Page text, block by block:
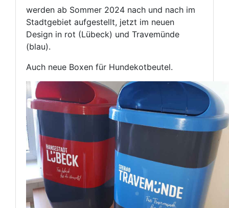
werden ab Sommer 2024 nach und nach im
Stadtgebiet aufgestellt, jetzt im neuen
Design in rot (Lübeck) und Travemünde
(blau).
Auch neue Boxen für Hundekotbeutel.